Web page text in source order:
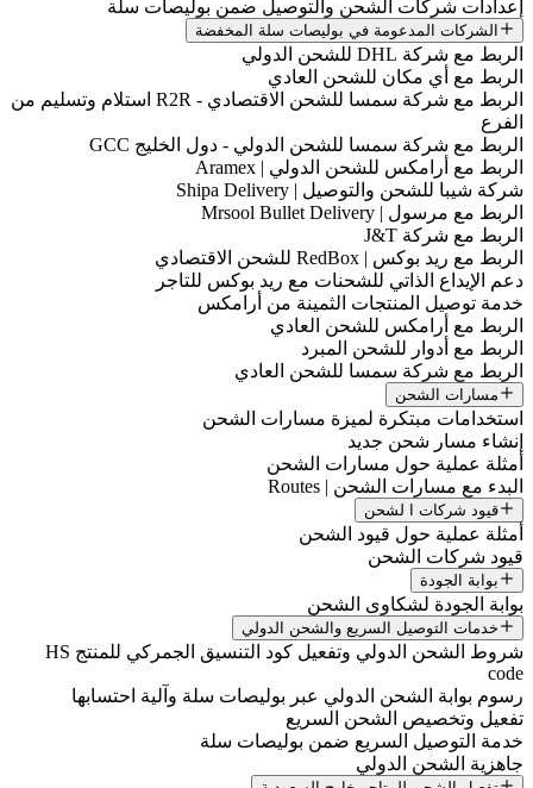
إعدادات شركات الشحن والتوصيل ضمن بوليصات سلة
الشركات المدعومة في بوليصات سلة المخفضة
الربط مع شركة DHL للشحن الدولي
الربط مع أي مكان للشحن العادي
الربط مع شركة سمسا للشحن الاقتصادي - R2R استلام وتسليم من
الفرع
الربط مع شركة سمسا للشحن الدولي - دول الخليج GCC
الربط مع أرامكس للشحن الدولي | Aramex
شركة شيبا للشحن والتوصيل | Shipa Delivery
الربط مع مرسول | Mrsool Bullet Delivery
الربط مع شركة J&T
الربط مع ريد بوكس | RedBox للشحن الاقتصادي
دعم الإيداع الذاتي للشحنات مع ريد بوكس للتاجر
خدمة توصيل المنتجات الثمينة من أرامكس
الربط مع أرامكس للشحن العادي
الربط مع أدوار للشحن المبرد
الربط مع شركة سمسا للشحن العادي
مسارات الشحن
استخدامات مبتكرة لميزة مسارات الشحن
إنشاء مسار شحن جديد
أمثلة عملية حول مسارات الشحن
البدء مع مسارات الشحن | Routes
قيود شركات ا لشحن
أمثلة عملية حول قيود الشحن
قيود شركات الشحن
بوابة الجودة
بوابة الجودة لشكاوى الشحن
خدمات التوصيل السريع والشحن الدولي
شروط الشحن الدولي وتفعيل كود التنسيق الجمركي للمنتج HS
code
رسوم بوابة الشحن الدولي عبر بوليصات سلة وآلية احتسابها
تفعيل وتخصيص الشحن السريع
خدمة التوصيل السريع ضمن بوليصات سلة
جاهزية الشحن الدولي